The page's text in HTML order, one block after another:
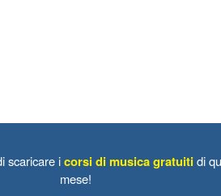
scaricare icorsi di musica gratuiti di
mese!